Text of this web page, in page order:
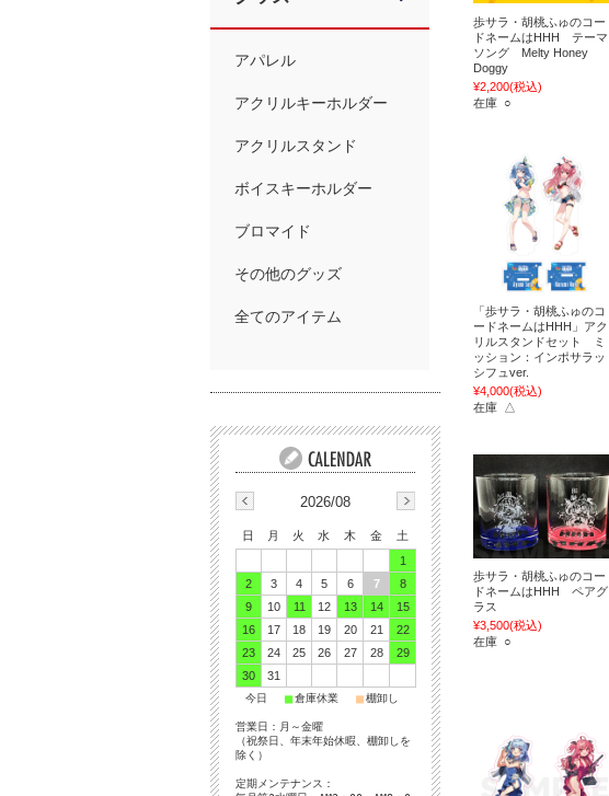
歩サラ・胡桃ふゅのコー
ドネームはHHH テーマ
ソング Melty Honey
Doggy
¥2,200(税込)
在庫 ○
「歩サラ・胡桃ふゅのコ
ードネームはHHH」アク
リルスタンドセット ミ
ッション：インポサラッ
シフュver.
¥4,000(税込)
在庫 △
歩サラ・胡桃ふゅのコー
ドネームはHHH ペアグ
ラス
¥3,500(税込)
在庫 ○
アパレル
アクリルキーホルダー
アクリルスタンド
ボイスキーホルダー
ブロマイド
その他のグッズ
全てのアイテム
2026/08
日 月 火 水 木 金
土
1
2
3 4 5 6 7
8
9
10 11 12 13 14
15
16
17 18 19 20 21
22
23
24 25 26 27 28
29
30
31
今日 ■倉庫休業 ■棚卸し
営業日：月～金曜
（祝祭日、年末年始休暇、棚卸しを
除く）
定期メンテナンス：